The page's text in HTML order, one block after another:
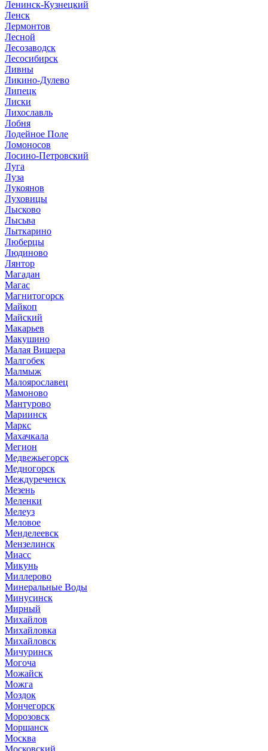
Ленинск-Кузнецкий
Ленск
Лермонтов
Лесной
Лесозаводск
Лесосибирск
Ливны
Ликино-Дулево
Липецк
Лиски
Лихославль
Лобня
Лодейное Поле
Ломоносов
Лосино-Петровский
Луга
Луза
Лукоянов
Луховицы
Лысково
Лысьва
Лыткарино
Люберцы
Людиново
Лянтор
Магадан
Магас
Магнитогорск
Майкоп
Майский
Макарьев
Макушино
Малая Вишера
Малгобек
Малмыж
Малоярославец
Мамоново
Мантурово
Мариинск
Маркс
Махачкала
Мегион
Медвежьегорск
Медногорск
Междуреченск
Мезень
Меленки
Мелеуз
Меловое
Менделеевск
Мензелинск
Миасс
Микунь
Миллерово
Минеральные Воды
Минусинск
Мирный
Михайлов
Михайловка
Михайловск
Мичуринск
Могоча
Можайск
Можга
Моздок
Мончегорск
Морозовск
Моршанск
Москва
Московский